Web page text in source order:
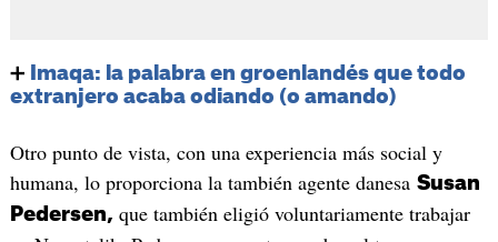
➕
Imaqa: la palabra en groenlandés que todo
extranjero acaba odiando (o amando)
Otro punto de vista, con una experiencia más social y
humana, lo proporciona la también agente danesa Susan
Pedersen, que también eligió voluntariamente trabajar